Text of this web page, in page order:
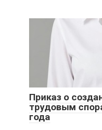
Приказ о
трудовым
года